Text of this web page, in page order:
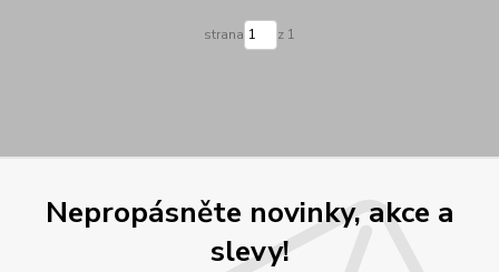
strana z 1
Nepropásněte novinky, akce a
slevy!